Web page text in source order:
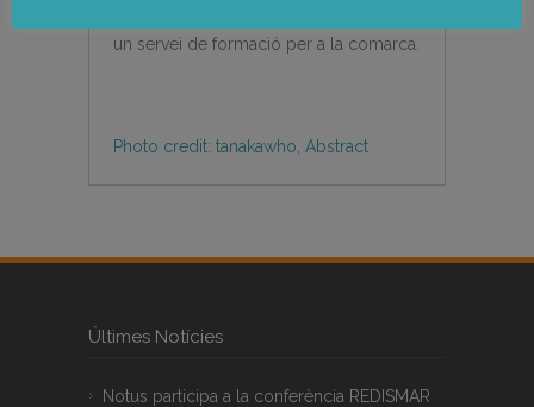
un servei de formació per a la comarca.
Photo credit: tanakawho, Abstract
Últimes Notícies
Notus participa a la conferència REDISMAR